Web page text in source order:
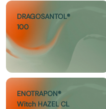
DRAGOSANTOL®
100
ENOTRAPON®
Witch HAZEL CL